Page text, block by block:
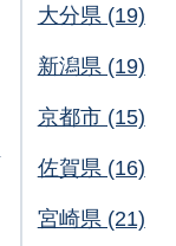
大分県 (19)
新潟県 (19)
京都市 (15)
佐賀県 (16)
宮崎県 (21)